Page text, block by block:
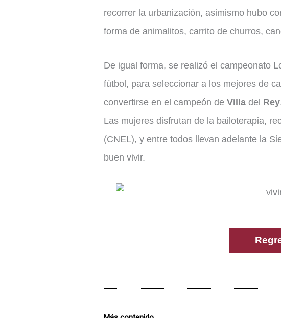
recorrer la urbanización, asimismo hubo
forma de animalitos, carrito de churros,
De igual forma, se realizó el campeonato
fútbol, para seleccionar a los mejores de
convertirse en el campeón de Villadel Rey
Las mujeres disfrutan de la bailoterapia,
(CNEL), y entre todos llevan adelante la
buen vivir.